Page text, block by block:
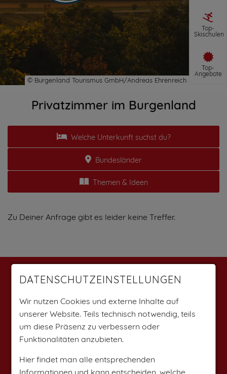
Top-
Skischulen
Top-
Angebote
Privatzimmer im Burgenland
Welche Unterkunft suchst du?
Bundesländer
Themen & Ideen
Zu Deiner Anfrage gibt es leider keine Treffer.
Weitere Angebote findest du auf:
DATENSCHUTZEINSTELLUNGEN
Wir nutzen Cookies und externe Inhalte auf
unserer Website. Teils technisch notwendig, teils
um diese Präsenz zu verbessern oder
Funktionalitäten anzubieten.
Hier findet man alle entsprechenden
Informationen und kann entscheiden, welche